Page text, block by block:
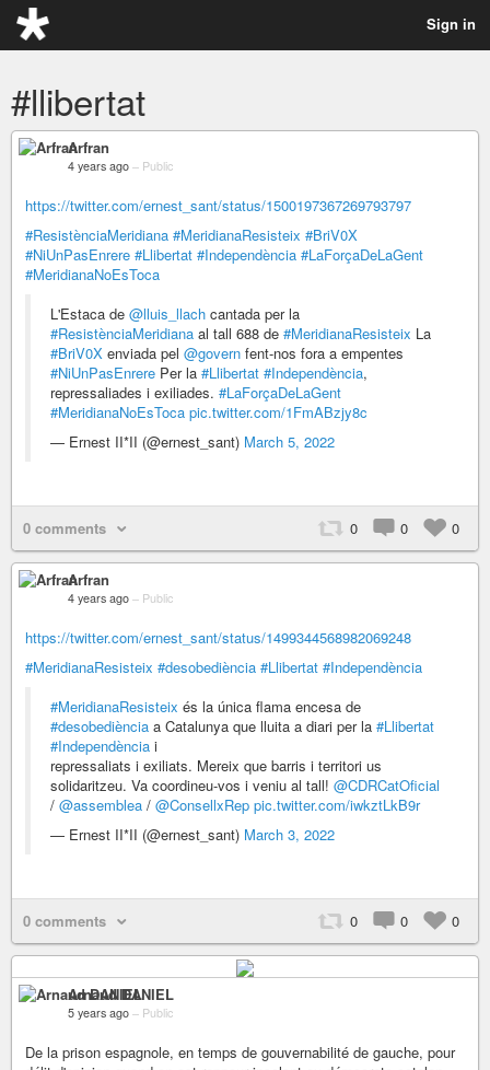
Sign in
#llibertat
Arfran
4 years ago – Public
https://twitter.com/ernest_sant/status/1500197367269793797
#ResistènciaMeridiana #MeridianaResisteix #BriV0X
#NiUnPasEnrere #Llibertat #Independència #LaForçaDeLaGent
#MeridianaNoEsToca
L'Estaca de @lluis_llach cantada per la
#ResistènciaMeridiana al tall 688 de #MeridianaResisteix La
#BriV0X enviada pel @govern fent-nos fora a empentes
#NiUnPasEnrere Per la #Llibertat #Independència,
repressaliades i exiliades. #LaForçaDeLaGent
#MeridianaNoEsToca pic.twitter.com/1FmABzjy8c
— Ernest II*II (@ernest_sant) March 5, 2022
0 comments 0 0 0
Arfran
4 years ago – Public
https://twitter.com/ernest_sant/status/1499344568982069248
#MeridianaResisteix #desobediència #Llibertat #Independència
#MeridianaResisteix és la única flama encesa de
#desobediència a Catalunya que lluita a diari per la #Llibertat
#Independència i
repressaliats i exiliats. Mereix que barris i territori us
solidaritzeu. Va coordineu-vos i veniu al tall! @CDRCatOficial
/ @assemblea / @ConsellxRep pic.twitter.com/iwkztLkB9r
— Ernest II*II (@ernest_sant) March 3, 2022
0 comments 0 0 0
Arnaud DANIEL
5 years ago – Public
De la prison espagnole, en temps de gouvernabilité de gauche, pour